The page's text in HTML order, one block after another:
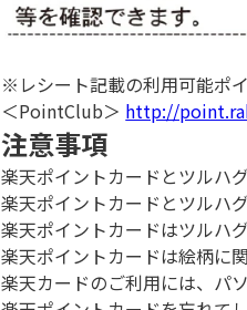
※レシート記載の利用可能ポ
＜PointClub＞ http://
注意事項
楽天ポイントカードとツルハ
楽天ポイントカードとツルハ
楽天ポイントカードはツルハ
楽天ポイントカードは絵柄に
楽天カードのご利用には、パ